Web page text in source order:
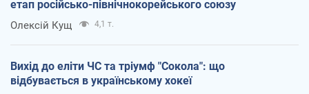
етап російсько-північнокорейського союзу
Олексій Кущ 4,1 т.
Вихід до еліти ЧС та тріумф "Сокола": що
відбувається в українському хокеї